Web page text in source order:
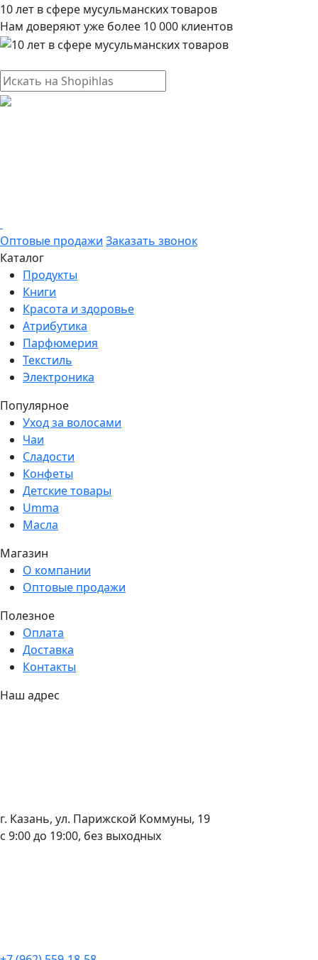
10 лет в сфере мусульманских товаров
Нам доверяют уже более 10 000 клиентов
Оптовые продажи Заказать звонок
Каталог
Продукты
Книги
Красота и здоровье
Атрибутика
Парфюмерия
Текстиль
Электроника
Популярное
Уход за волосами
Чаи
Сладости
Конфеты
Детские товары
Umma
Масла
Магазин
О компании
Оптовые продажи
Полезное
Оплата
Доставка
Контакты
Наш адрес
г. Казань, ул. Парижской Коммуны, 19
с 9:00 до 19:00, без выходных